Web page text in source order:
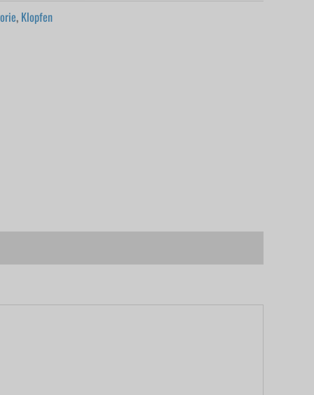
, Klopfen